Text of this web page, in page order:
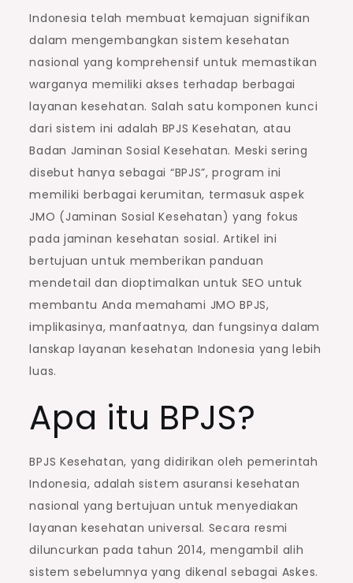
Indonesia telah membuat kemajuan signifikan
dalam mengembangkan sistem kesehatan
nasional yang komprehensif untuk memastikan
warganya memiliki akses terhadap berbagai
layanan kesehatan. Salah satu komponen kunci
dari sistem ini adalah BPJS Kesehatan, atau
Badan Jaminan Sosial Kesehatan. Meski sering
disebut hanya sebagai “BPJS”, program ini
memiliki berbagai kerumitan, termasuk aspek
JMO (Jaminan Sosial Kesehatan) yang fokus
pada jaminan kesehatan sosial. Artikel ini
bertujuan untuk memberikan panduan
mendetail dan dioptimalkan untuk SEO untuk
membantu Anda memahami JMO BPJS,
implikasinya, manfaatnya, dan fungsinya dalam
lanskap layanan kesehatan Indonesia yang lebih
luas.
Apa itu BPJS?
BPJS Kesehatan, yang didirikan oleh pemerintah
Indonesia, adalah sistem asuransi kesehatan
nasional yang bertujuan untuk menyediakan
layanan kesehatan universal. Secara resmi
diluncurkan pada tahun 2014, mengambil alih
sistem sebelumnya yang dikenal sebagai Askes.